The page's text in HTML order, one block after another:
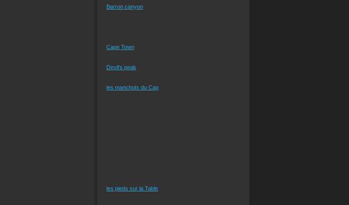
Barron canyon
Cape Town
Devil's peak
les manchots du Cap
les pieds sur la Table